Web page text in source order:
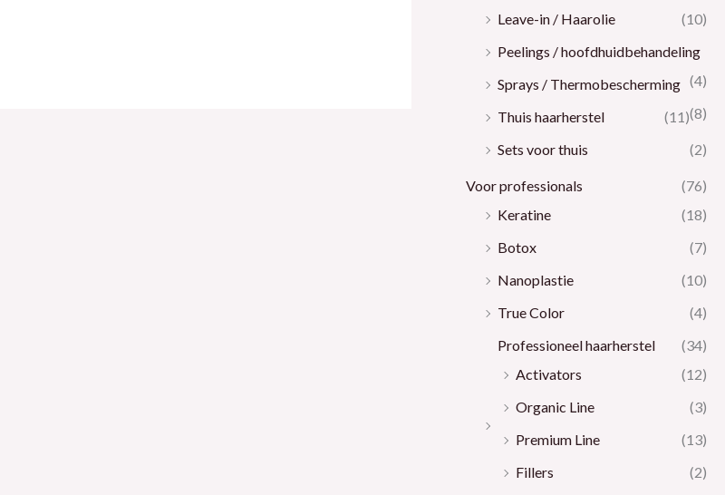
Leave-in / Haarolie
(10)
Peelings / hoofdhuidbehandeling
(4)
Sprays / Thermobescherming
(8)
Thuis haarherstel
(11)
Sets voor thuis
(2)
Voor professionals
(76)
Keratine
(18)
Botox
(7)
Nanoplastie
(10)
True Color
(4)
Professioneel haarherstel
(34)
Activators
(12)
Organic Line
(3)
Premium Line
(13)
Fillers
(2)